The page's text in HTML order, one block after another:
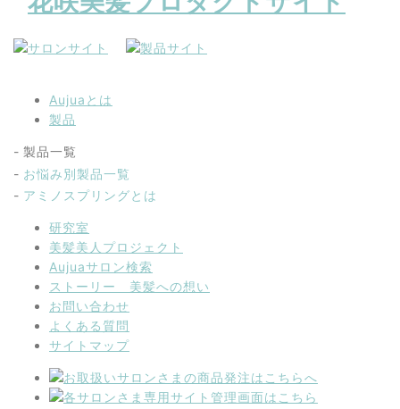
Aujuaとは
製品
製品一覧
お悩み別製品一覧
アミノスプリングとは
研究室
美髪美人プロジェクト
Aujuaサロン検索
ストーリー 美髪への想い
お問い合わせ
よくある質問
サイトマップ